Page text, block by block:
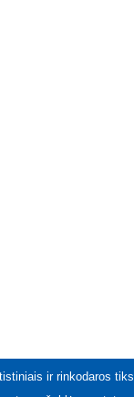
ir rinkodaros